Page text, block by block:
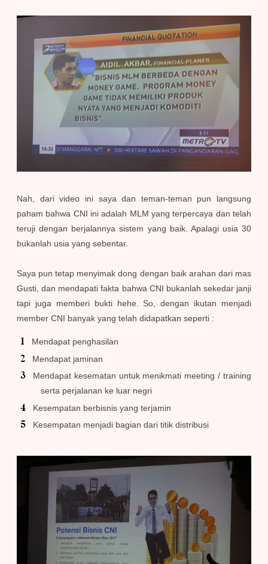
Nah, dari video ini saya dan teman-teman pun langsung
paham bahwa CNI ini adalah MLM yang terpercaya dan telah
teruji dengan berjalannya sistem yang baik. Apalagi usia 30
bukanlah usia yang sebentar.
Saya pun tetap menyimak dong dengan baik arahan dari mas
Gusti, dan mendapati fakta bahwa CNI bukanlah sekedar janji
tapi juga memberi bukti hehe. So, dengan ikutan menjadi
member CNI banyak yang telah didapatkan seperti :
Mendapat penghasilan
Mendapat jaminan
Mendapat kesematan untuk menikmati meeting / training
serta perjalanan ke luar negri
Kesempatan berbisnis yang terjamin
Kesempatan menjadi bagian dari titik distribusi